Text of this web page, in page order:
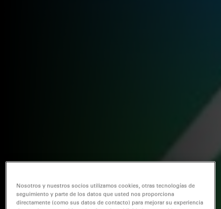
Nosotros y nuestros socios utilizamos cookies, otras tecnologías de
seguimiento y parte de los datos que usted nos proporciona
directamente (como sus datos de contacto) para mejorar su experiencia